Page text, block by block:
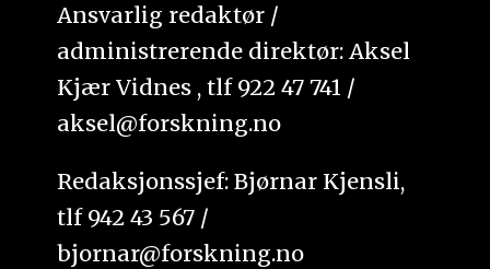
Ansvarlig redaktør /
administrerende direktør: Aksel
Kjær Vidnes , tlf 922 47 741 /
aksel@forskning.no
Redaksjonssjef: Bjørnar Kjensli,
tlf 942 43 567 /
bjornar@forskning.no